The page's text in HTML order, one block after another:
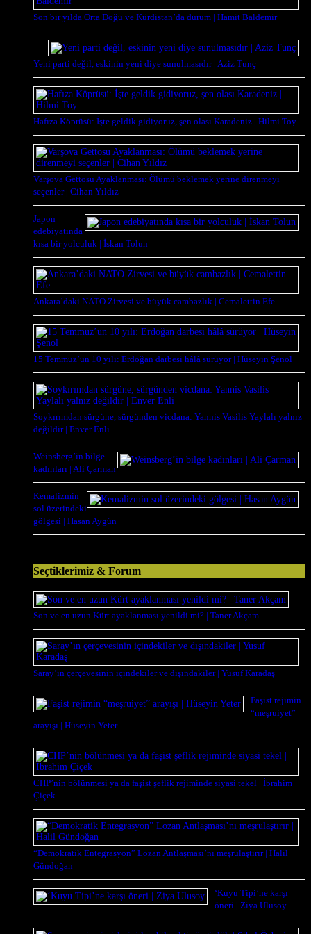
Son bir yılda Orta Doğu ve Kürdistan’da durum | Hamit Baldemir
Yeni parti değil, eskinin yeni diye sunulmasıdır | Aziz Tunç
Hafıza Köprüsü: İşte geldik gidiyoruz, şen olası Karadeniz | Hilmi Toy
Varşova Gettosu Ayaklanması: Ölümü beklemek yerine direnmeyi
seçenler | Cihan Yıldız
Japon
edebiyatında
kısa bir yolculuk | İskan Tolun
Ankara’daki NATO Zirvesi ve büyük cambazlık | Cemalettin Efe
15 Temmuz’un 10 yılı: Erdoğan darbesi hâlâ sürüyor | Hüseyin Şenol
Soykırımdan sürgüne, sürgünden vicdana: Yannis Vasilis Yaylalı yalnız
değildir | Enver Enli
Weinsberg’in bilge
kadınları | Ali Çarman
Kemalizmin
sol üzerindeki
gölgesi | Hasan Aygün
Seçtiklerimiz & Forum
Son ve en uzun Kürt ayaklanması yenildi mi? | Taner Akçam
Saray’ın çerçevesinin içindekiler ve dışındakiler | Yusuf Karadaş
Faşist rejimin
“meşruiyet”
arayışı | Hüseyin Yeter
CHP’nin bölünmesi ya da faşist şeflik rejiminde siyasi tekel | İbrahim
Çiçek
“Demokratik Entegrasyon” Lozan Antlaşması’nı meşrulaştırır | Halil
Gündoğan
‘Kuyu Tipi’ne karşı
öneri | Ziya Ulusoy